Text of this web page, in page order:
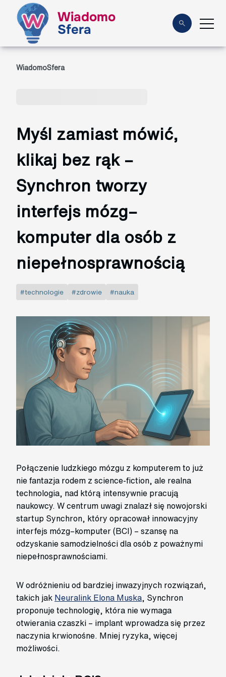
Wiadomo
Sfera
WiadomoSfera
Myśl zamiast mówić,
klikaj bez rąk –
Synchron tworzy
interfejs mózg–
komputer dla osób z
niepełnosprawnością
#technologie #zdrowie #nauka
Połączenie ludzkiego mózgu z komputerem to już
nie fantazja rodem z science-fiction, ale realna
technologia, nad którą intensywnie pracują
naukowcy. W centrum uwagi znalazł się nowojorski
startup Synchron, który opracował innowacyjny
interfejs mózg–komputer (BCI) – szansę na
odzyskanie samodzielności dla osób z poważnymi
niepełnosprawnościami.
W odróżnieniu od bardziej inwazyjnych rozwiązań,
takich jak Neuralink Elona Muska , Synchron
proponuje technologię, która nie wymaga
otwierania czaszki – implant wprowadza się przez
naczynia krwionośne. Mniej ryzyka, więcej
możliwości.